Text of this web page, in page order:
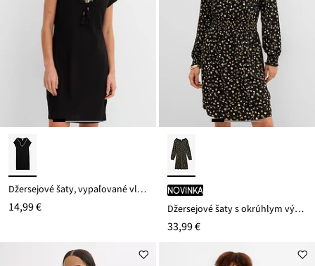
Džersejové šaty, vypaľované vlákno
14,99 €
novinka
Džersejové šaty s okrúhlym výstrihom
33,99 €